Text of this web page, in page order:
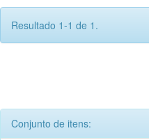
Resultado 1-1 de 1.
Conjunto de itens: